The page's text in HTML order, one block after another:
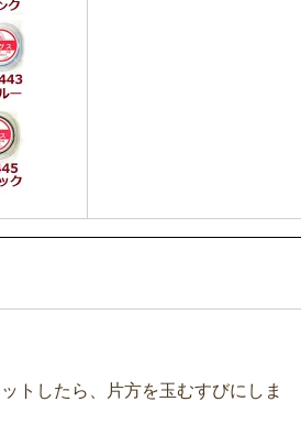
トしたら、片方を玉むすびにしま